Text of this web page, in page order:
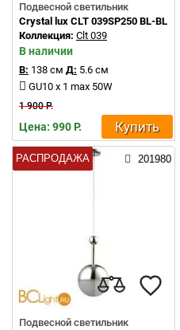
Подвесной светильник
Crystal lux CLT 039SP250 BL-BL
Коллекция: Clt 039
В наличии
В: 138 см Д: 5.6 см
GU10 x 1 max 50W
1 900 Р.
Цена: 990 Р. Купить
РАСПРОДАЖА 201980
Подвесной светильник